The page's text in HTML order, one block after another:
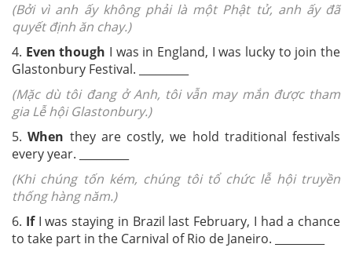
(Bởi vì anh ấy không phải là một Phật tử, anh ấy đã
quyết định ăn chay.)
4. Even though I was in England, I was lucky to join the
Glastonbury Festival. _________
(Mặc dù tôi đang ở Anh, tôi vẫn may mắn được tham
gia Lễ hội Glastonbury.)
5.When they are costly, we hold traditional festivals
every year. _________
(Khi chúng tốn kém, chúng tôi tổ chức lễ hội truyền
thống hàng năm.)
6. IfI was staying in Brazil last February, I had a chance
to take part in the Carnival of Rio de Janeiro. _________